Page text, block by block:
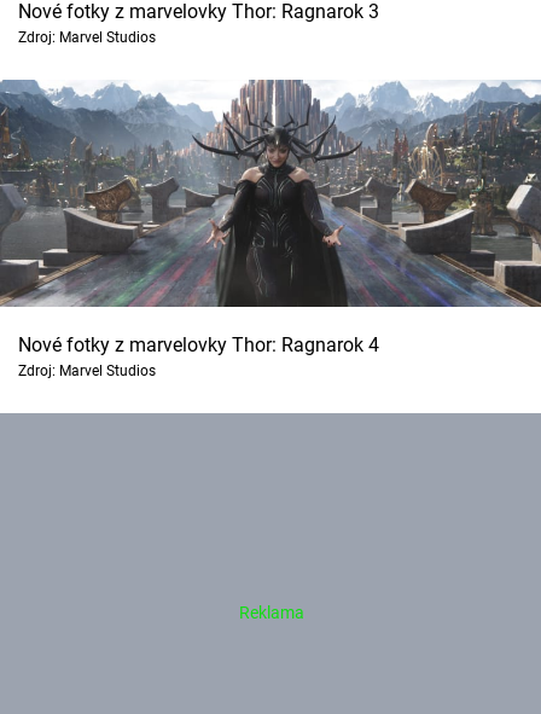
Nové fotky z marvelovky Thor: Ragnarok 3
Zdroj: Marvel Studios
Nové fotky z marvelovky Thor: Ragnarok 4
Zdroj: Marvel Studios